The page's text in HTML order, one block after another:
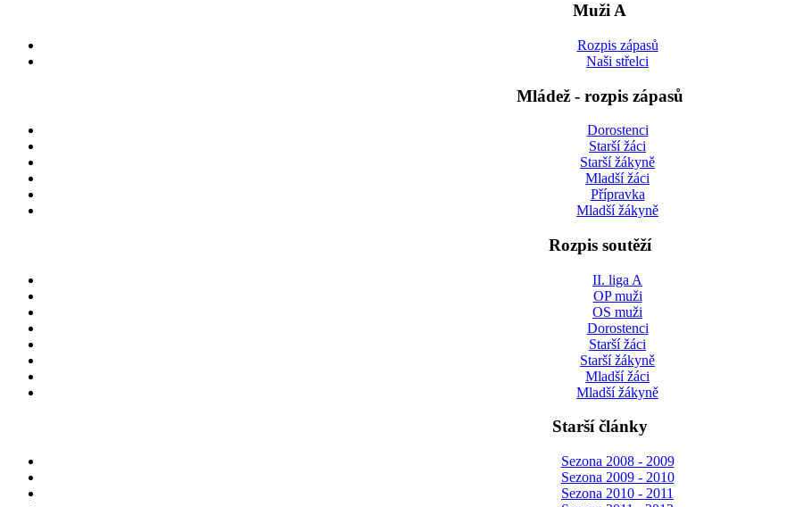
Muži A
Rozpis zápasů
Naši střelci
Mládež - rozpis zápasů
Dorostenci
Starší žáci
Starší žákyně
Mladší žáci
Přípravka
Mladší žákyně
Rozpis soutěží
II. liga A
OP muži
OS muži
Dorostenci
Starší žáci
Starší žákyně
Mladší žáci
Mladší žákyně
Starší články
Sezona 2008 - 2009
Sezona 2009 - 2010
Sezona 2010 - 2011